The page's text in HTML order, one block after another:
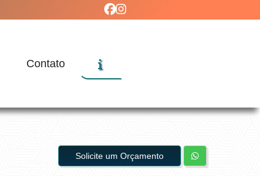
Contato
Solicite um Orçamento